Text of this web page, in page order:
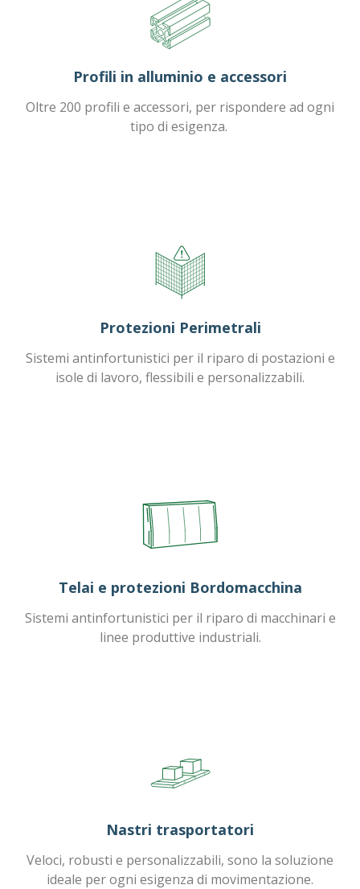
Profili in alluminio e accessori
Oltre 200 profili e accessori, per rispondere ad ogni
tipo di esigenza.
Protezioni Perimetrali
Sistemi antinfortunistici per il riparo di postazioni e
isole di lavoro, flessibili e personalizzabili.
Telai e protezioni Bordomacchina
Sistemi antinfortunistici per il riparo di macchinari e
linee produttive industriali.
Nastri trasportatori
Veloci, robusti e personalizzabili, sono la soluzione
ideale per ogni esigenza di movimentazione.